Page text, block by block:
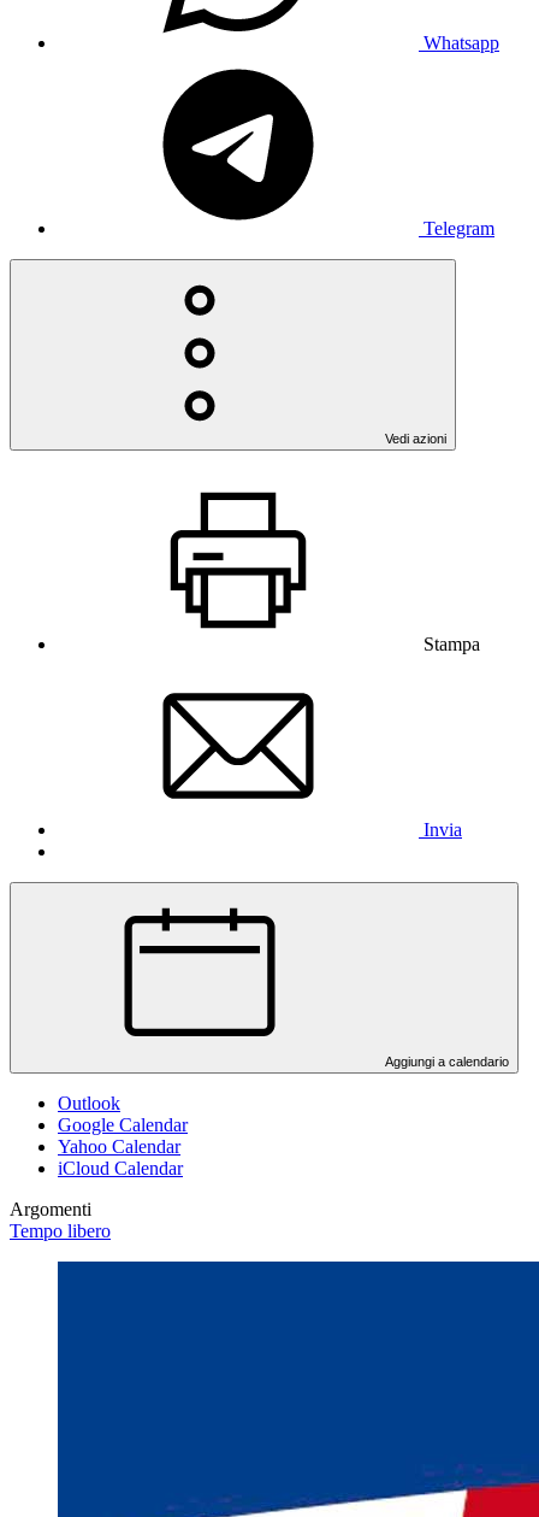
Whatsapp
Telegram
Vedi azioni
Stampa
Invia
Aggiungi a calendario
Outlook
Google Calendar
Yahoo Calendar
iCloud Calendar
Argomenti
Tempo libero